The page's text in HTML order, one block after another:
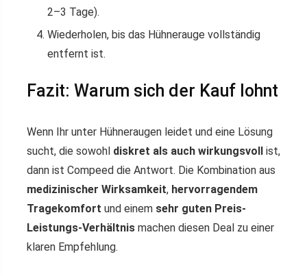
2–3 Tage).
Wiederholen, bis das Hühnerauge vollständig
entfernt ist.
Fazit: Warum sich der Kauf lohnt
Wenn Ihr unter Hühneraugen leidet und eine Lösung
sucht, die sowohl diskret als auch wirkungsvoll ist,
dann ist Compeed die Antwort. Die Kombination aus
medizinischer Wirksamkeit, hervorragendem
Tragekomfort und einem sehr guten Preis-
Leistungs-Verhältnis machen diesen Deal zu einer
klaren Empfehlung.